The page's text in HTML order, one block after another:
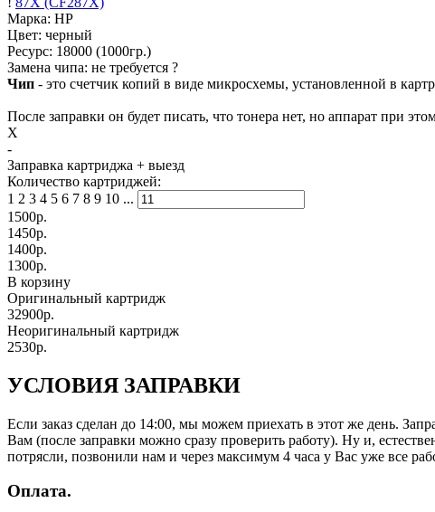
Марка: HP
Цвет: черный
Ресурс: 18000 (1000гр.)
Замена чипа: не требуется ?
Чип - это счетчик копий в виде микросхемы, установленной в
После заправки он будет писать, что тонера нет, но аппарат при
X
-
Заправка картриджа + выезд
Количество картриджей:
1 2 3 4 5 6 7 8 9 10 ...
1500р.
1450р.
1400р.
1300р.
В корзину
Оригинальный картридж
32900р.
Неоригинальный картридж
2530р.
УСЛОВИЯ ЗАПРАВКИ
Если заказ сделан до 14:00, мы можем приехать в этот же день.
Вам (после заправки можно сразу проверить работу). Ну и,
потрясли, позвонили нам и через максимум 4 часа у Вас уже все
Оплата.